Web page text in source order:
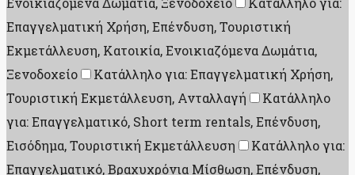
Επαγγελματική Χρήση, Επένδυση, Τουριστική
Εκμετάλλευση, Κατοικία, Ενοικιαζόμενα Δωμάτια,
Ξενοδοχείο
Κατάλληλο για: Επαγγελματική Χρήση,
Τουριστική Εκμετάλλευση, Ανταλλαγή
Κατάλληλο
για: Επαγγελματικό, Short term rentals, Επένδυση,
Εισόδημα, Τουριστική Εκμετάλλευση
Κατάλληλο για:
Επαγγελματικό, Βραχυχρόνια Μίσθωση, Επένδυση,